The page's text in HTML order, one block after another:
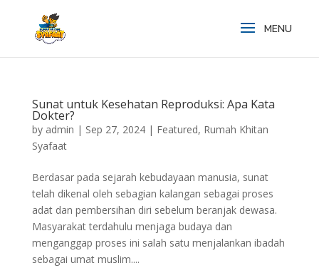
Sunat untuk Kesehatan Reproduksi: Apa Kata
Dokter?
by admin | Sep 27, 2024| Featured, Rumah Khitan
Syafaat
Berdasar pada sejarah kebudayaan manusia, sunat
telah dikenal oleh sebagian kalangan sebagai proses
adat dan pembersihan diri sebelum beranjak dewasa.
Masyarakat terdahulu menjaga budaya dan
menganggap proses ini salah satu menjalankan ibadah
sebagai umat muslim....